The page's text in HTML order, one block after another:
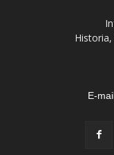
Historia,
E-